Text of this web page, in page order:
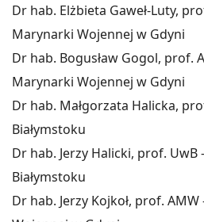
Dr hab. Elżbieta Gaweł-Luty,
Marynarki Wojennej w Gdyni
Dr hab. Bogusław Gogol, prof.
Marynarki Wojennej w Gdyni
Dr hab. Małgorzata Halicka,
Białymstoku
Dr hab. Jerzy Halicki, prof.
Białymstoku
Dr hab. Jerzy Kojkoł, prof.